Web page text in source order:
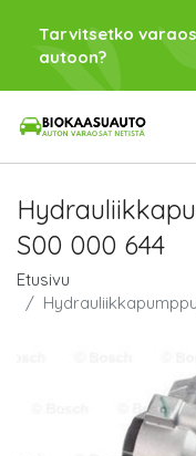
Tarvitsetko
autoon?
S00 000 644
Etusivu